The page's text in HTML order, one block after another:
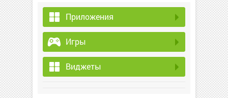
Приложения
Игры
Виджеты